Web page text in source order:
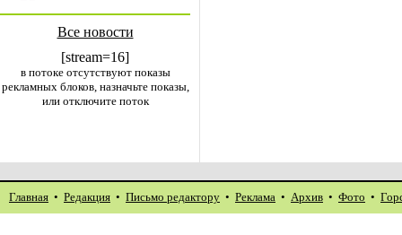
Все новости
[stream=16]
в потоке отсутствуют показы
рекламных блоков, назначьте показы,
или отключите поток
Главная • Редакция • Письмо редактору • Реклама • Архив • Фото •